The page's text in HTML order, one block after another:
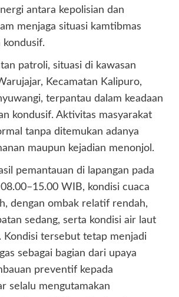
antara kepolisian dan
menjaga situasi kamtibmas
kondusif.
patroli, situasi di kawasan
Kecamatan Kalipuro,
terpantau dalam keadaan
kondusif. Aktivitas masyarakat
tanpa ditemukan adanya
maupun kejadian menonjol.
pemantauan di lapangan pada
WIB, kondisi cuaca
dengan ombak relatif rendah,
sedang, serta kondisi air laut
Kondisi tersebut tetap menjadi
sebagai bagian dari upaya
preventif kepada
selalu mengutamakan